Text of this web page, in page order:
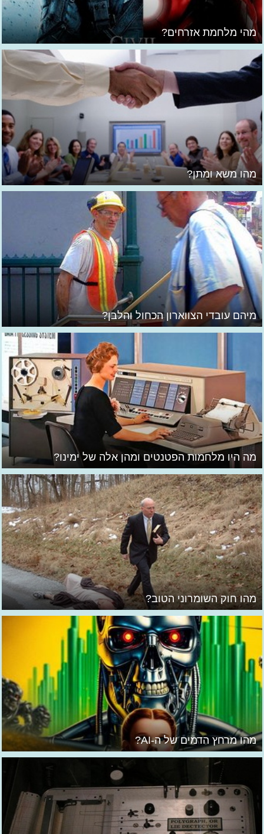
מהי מלחמת אזרחים?
מהו משא ומתן?
מיהם עובדי הצווארון הכחול והלבן?
מה היו מלחמות הפטנטים ומהן אלה של ימינו?
מהו חוק השומרוני הטוב?
מהו מרחץ הדמים של ה-AI?